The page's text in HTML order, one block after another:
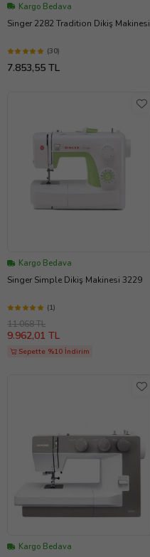
Kargo Bedava
Singer 2282 Tradition Dikiş Makinesi
(30)
7.853,55 TL
Kargo Bedava
Singer Simple Dikiş Makinesi 3229
(1)
11.068 TL
9.962,01 TL
Sepette %10 İndirim
Kargo Bedava